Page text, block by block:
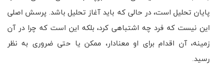
پایان تحلیل است، در حالی که باید آغاز تحلیل باشد. پرسش اصلی
این نیست که فرد چه اشتباهی کرد، بلکه این است که چرا در آن
زمینه، آن اقدام برای او معنادار، ممکن یا حتی ضروری به نظر
رسید.